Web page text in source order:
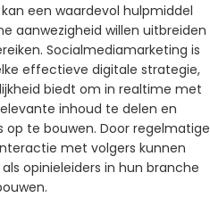
een waardevol hulpmiddel
aanwezigheid willen uitbreiden
Socialmediamarketing is
effectieve digitale strategie,
biedt om in realtime met
inhoud te delen en
te bouwen. Door regelmatige
met volgers kunnen
opinieleiders in hun branche